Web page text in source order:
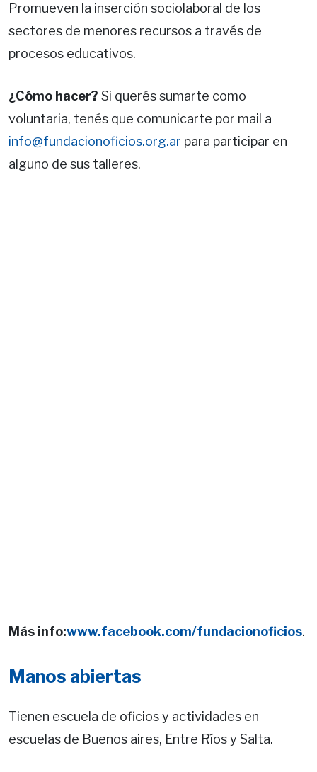
Promueven la inserción sociolaboral de los
sectores de menores recursos a través de
procesos educativos.
¿Cómo hacer? Si querés sumarte como
voluntaria, tenés que comunicarte por mail a
info@fundacionoficios.org.ar para participar en
alguno de sus talleres.
Más info:www.facebook.com/fundacionoficios.
Manos abiertas
Tienen escuela de oficios y actividades en
escuelas de Buenos aires, Entre Ríos y Salta.